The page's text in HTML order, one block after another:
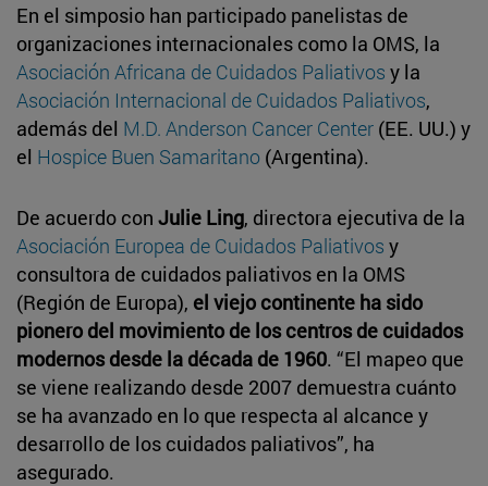
En el simposio han participado panelistas de
organizaciones internacionales como la OMS, la
Asociación Africana de Cuidados Paliativos y la
Asociación Internacional de Cuidados Paliativos,
además del M.D. Anderson Cancer Center (EE. UU.) y
el Hospice Buen Samaritano (Argentina).
De acuerdo con Julie Ling, directora ejecutiva de la
Asociación Europea de Cuidados Paliativos y
consultora de cuidados paliativos en la OMS
(Región de Europa), el viejo continente ha sido
pionero del movimiento de los centros de cuidados
modernos desde la década de 1960. “El mapeo que
se viene realizando desde 2007 demuestra cuánto
se ha avanzado en lo que respecta al alcance y
desarrollo de los cuidados paliativos”, ha
asegurado.